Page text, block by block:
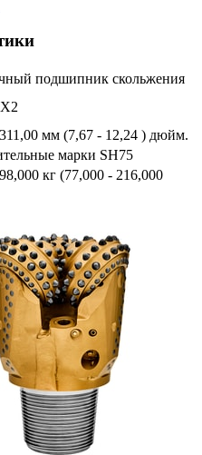
подшипник скольжения
мм (7,67 - 12,24 ) дюйм.
марки SH75
кг (77,000 - 216,000